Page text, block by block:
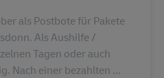
als Postbote für Pakete
Als Aushilfe /
Tagen oder auch
Nach einer bezahlten ...